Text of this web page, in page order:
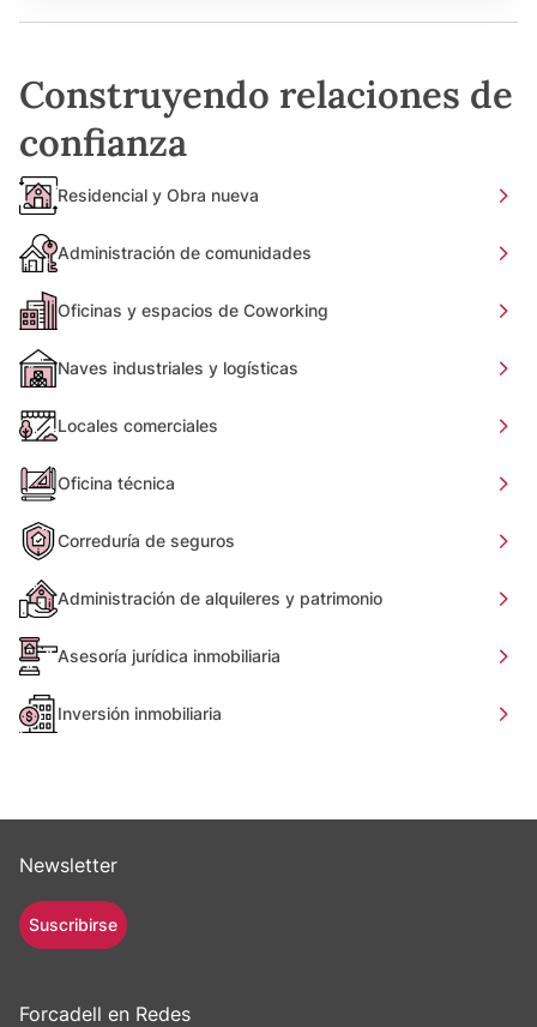
Construyendo relaciones de
confianza
Residencial y Obra nueva
Administración de comunidades
Oficinas y espacios de Coworking
Naves industriales y logísticas
Locales comerciales
Oficina técnica
Correduría de seguros
Administración de alquileres y patrimonio
Asesoría jurídica inmobiliaria
Inversión inmobiliaria
Newsletter
Suscribirse
Forcadell en Redes